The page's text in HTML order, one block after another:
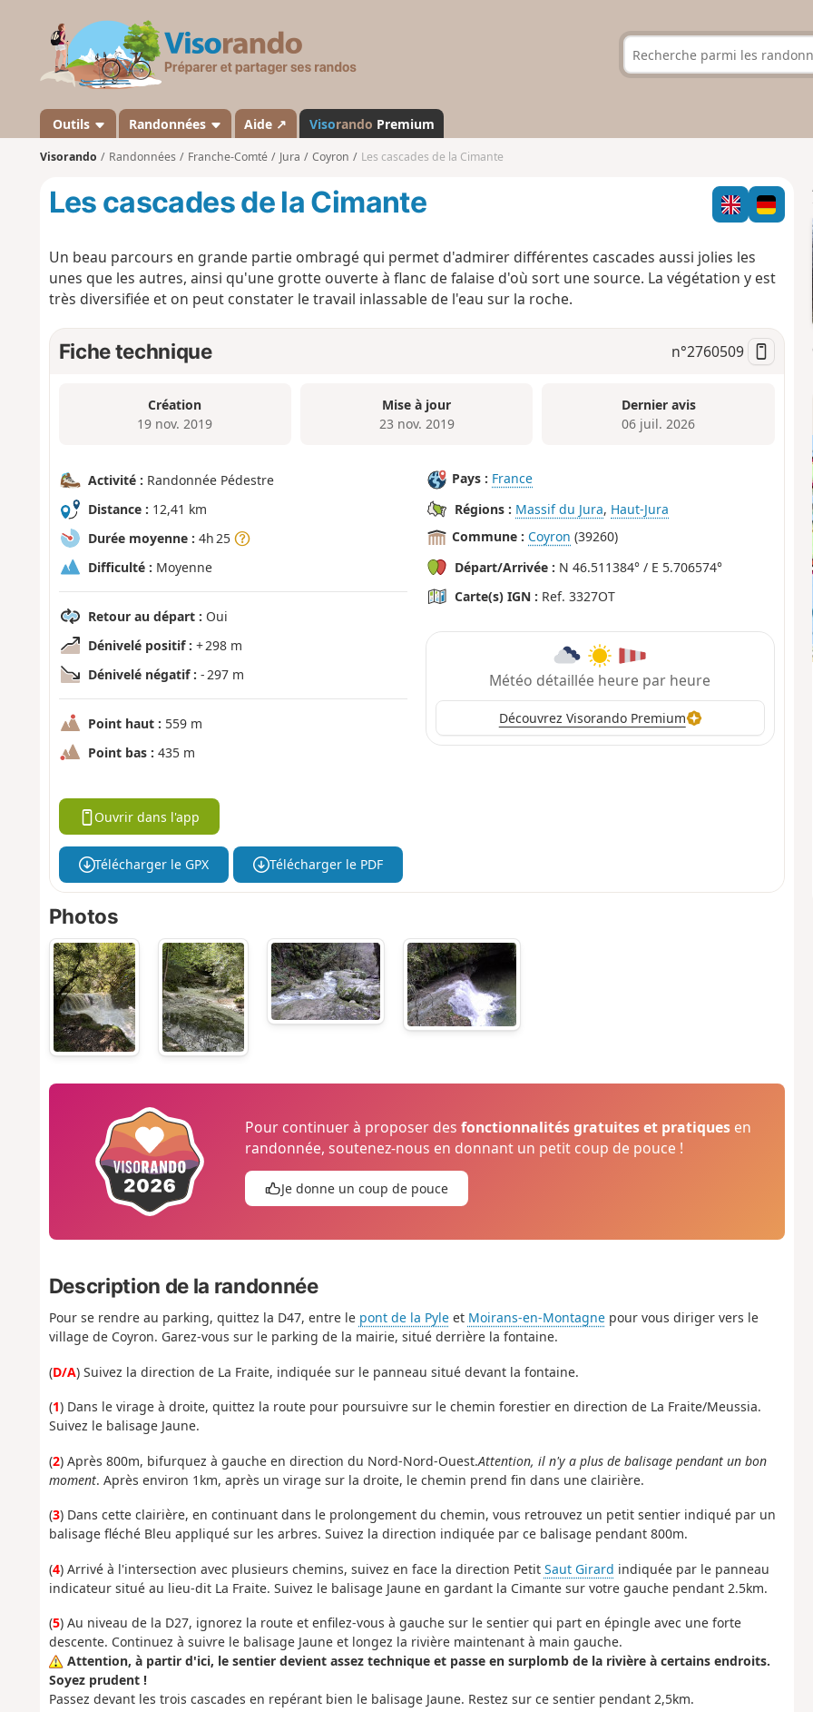
s
a
n
d
Outils Randonnées Aide ↗ Visorando Premium
Visorando Randonnées Franche-Comté Jura Coyron Les cascades de la Cimante
Les cascades de la Cimante
Un beau parcours en grande partie ombragé qui permet d'admirer différentes cascades aussi jolies les
unes que les autres, ainsi qu'une grotte ouverte à flanc de falaise d'où sort une source. La végétation y est
très diversifiée et on peut constater le travail inlassable de l'eau sur la roche.
Fiche technique n°2760509
Création
19 nov. 2019
Mise à jour
23 nov. 2019
Dernier avis
06 juil. 2026
Activité : Randonnée Pédestre
Distance : 12,41 km
Durée moyenne : 4h 25
Difficulté : Moyenne
Retour au départ : Oui
Dénivelé positif : + 298 m
Dénivelé négatif : - 297 m
Point haut : 559 m
Point bas : 435 m
Pays : France
Régions : Massif du Jura, Haut-Jura
Commune : Coyron (39260)
Départ/Arrivée : N 46.511384° / E 5.706574°
Carte(s) IGN : Ref. 3327OT
Météo détaillée heure par heure
Découvrez Visorando Premium
Ouvrir dans l'app
Télécharger le GPX Télécharger le PDF
Photos
Pour continuer à proposer desfonctionnalités gratuites et pratiques en
randonnée, soutenez-nous en donnant un petit coup de pouce !
Je donne un coup de pouce
Description de la randonnée
Pour se rendre au parking, quittez la D47, entre le pont de la Pyleet Moirans-en-Montagnepour vous diriger vers le
village de Coyron. Garez-vous sur le parking de la mairie, situé derrière la fontaine.
(D/A) Suivez la direction de La Fraite, indiquée sur le panneau situé devant la fontaine.
(1) Dans le virage à droite, quittez la route pour poursuivre sur le chemin forestier en direction de La Fraite/Meussia.
Suivez le balisage Jaune.
(2) Après 800m, bifurquez à gauche en direction du Nord-Nord-Ouest.Attention, il n'y a plus de balisage pendant un bon
moment. Après environ 1km, après un virage sur la droite, le chemin prend fin dans une clairière.
(3) Dans cette clairière, en continuant dans le prolongement du chemin, vous retrouvez un petit sentier indiqué par un
balisage fléché Bleu appliqué sur les arbres. Suivez la direction indiquée par ce balisage pendant 800m.
(4) Arrivé à l'intersection avec plusieurs chemins, suivez en face la direction Petit Saut Girard indiquée par le panneau
indicateur situé au lieu-dit La Fraite. Suivez le balisage Jaune en gardant la Cimante sur votre gauche pendant 2.5km.
(5) Au niveau de la D27, ignorez la route et enfilez-vous à gauche sur le sentier qui part en épingle avec une forte
descente. Continuez à suivre le balisage Jaune et longez la rivière maintenant à main gauche.
Attention, à partir d'ici, le sentier devient assez technique et passe en surplomb de la rivière à certains endroits.
Soyez prudent !
Passez devant les trois cascades en repérant bien le balisage Jaune. Restez sur ce sentier pendant 2,5km.